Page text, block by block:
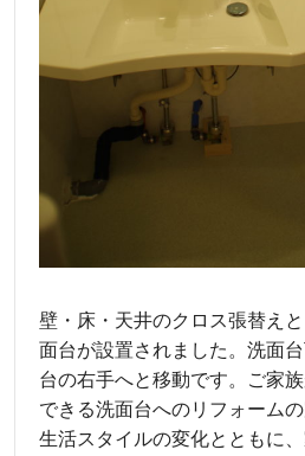
壁・床・天井のクロス張替え
面台が設置されました。洗面
台の右手へと移動です。ご家
できる洗面台へのリフォーム
生活スタイルの変化とともに